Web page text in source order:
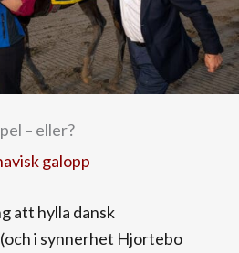
– eller?
galopp
att hylla dansk
i synnerhet Hjortebo